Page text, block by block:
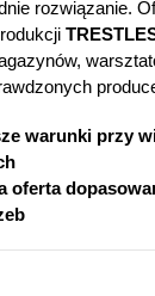
rozwiązanie.
warunki przy
oferta